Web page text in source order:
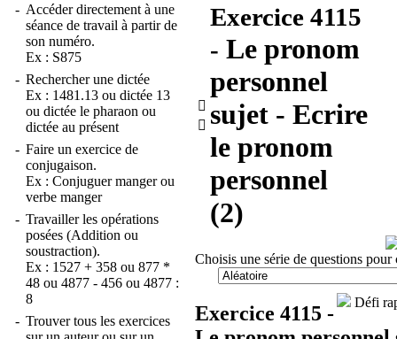
- Accéder directement à une
séance de travail à partir de
son numéro.
Ex : S875
- Rechercher une dictée
Ex : 1481.13 ou dictée 13
ou dictée le pharaon ou
dictée au présent
- Faire un exercice de
conjugaison.
Ex : Conjuguer mangerou
verbe manger
- Travailler les opérations
posées (Addition ou
soustraction).
Ex : 1527 + 358 ou 877 *
48 ou 4877 - 456 ou 4877 :
8
- Trouver tous les exercices


Exercice 4115
- Le pronom
personnel
sujet - Ecrire
le pronom
personnel
(2)
Choisis une série de questions pour
Défi
Exercice 4115 -